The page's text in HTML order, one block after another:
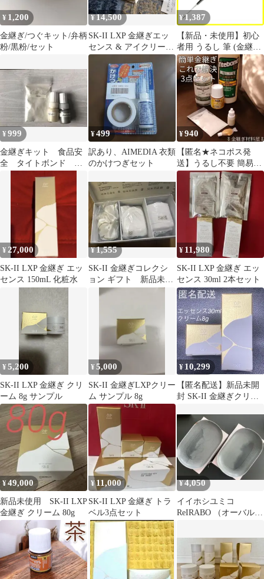
¥ 1,200
金継ぎ/つぐキット/弁柄
粉/黒粉/セット
¥14,500
SK-II LXP 金継ぎエッ
センス & アイクリーム
&美容クリームセット
¥1,387
【新品・未使用】初心
者用 うるし 筆 (金継ぎ
用) 漆塗り用 蒔絵 蒔絵
金継ぎキット 金継ぎ用
筆 食器 詰め替え用) (つ
ぐキット 陶器 穂長タイ
プ 極細 金継ぎセット
蒔絵筆
¥999
金継ぎキット 食品安
全 タイトボンド 銀
ポーセレン
¥499
訳あり、AIMEDIA 衣類
のかけつぎセット
¥940
【匿名★ネコポス発
送】うるし不要 簡易金
継ぎ これで解決 3点セ
ット 小分け キット ★
ペベオ ポーセレンの 金
塗料 フランクリン タイ
トボンド3 ホルベイン
セラミックバルーン 細
目 金継ぎ 材料 欠け埋
めのパテ作りから塗装
まで完全解決セット
¥27,000
SK-II LXP 金継ぎ エッ
センス 150mL 化粧水
¥1,555
SK-II 金継ぎコレクシ
ョン ギフト 新品未開
¥ 11,980
SK-II LXP 金継ぎ エッ
センス 30ml 2本セット
¥5,200
SK-II LXP 金継ぎ クリ
ーム 8g サンプル
¥5,000
SK-II 金継ぎLXPクリー
ム サンプル 8g
¥10,299
【匿名配送】新品未開
封 SK-II 金継ぎクリー
プル お試し
¥49,000
新品未使用 SK-II LXP
金継ぎ クリーム 80g
¥ 11,000
SK-II LXP 金継ぎ トラ
ベル3点セット
¥4,050
イイホシユミコ
ReIRABO （オーバル